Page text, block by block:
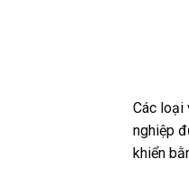
Các loại
nghiệp
khiển